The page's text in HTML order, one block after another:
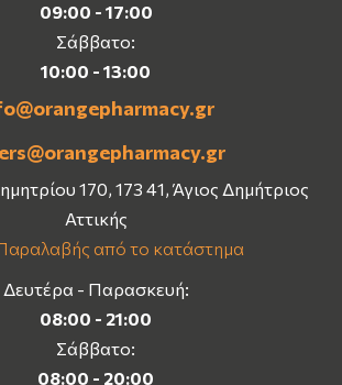
09:00 - 17:00
Σάββατο:
10:00 - 13:00
170, 173 41, Άγιος Δημήτριος
Αττικής
από το κατάστημα
Δευτέρα - Παρασκευή:
08:00 - 21:00
Σάββατο:
08:00 - 20:00